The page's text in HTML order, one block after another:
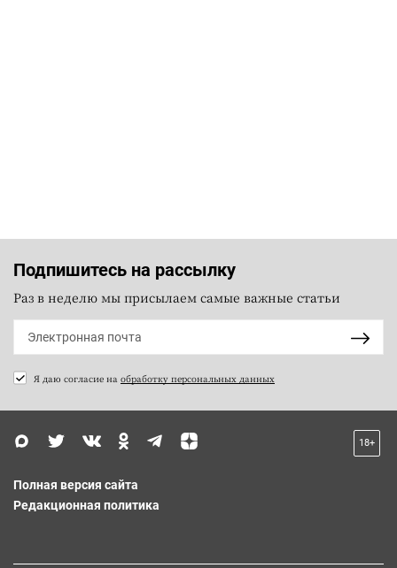
Подпишитесь на рассылку
Раз в неделю мы присылаем самые важные статьи
Я даю согласие на обработку персональных данных
18+
Полная версия сайта
Редакционная политика